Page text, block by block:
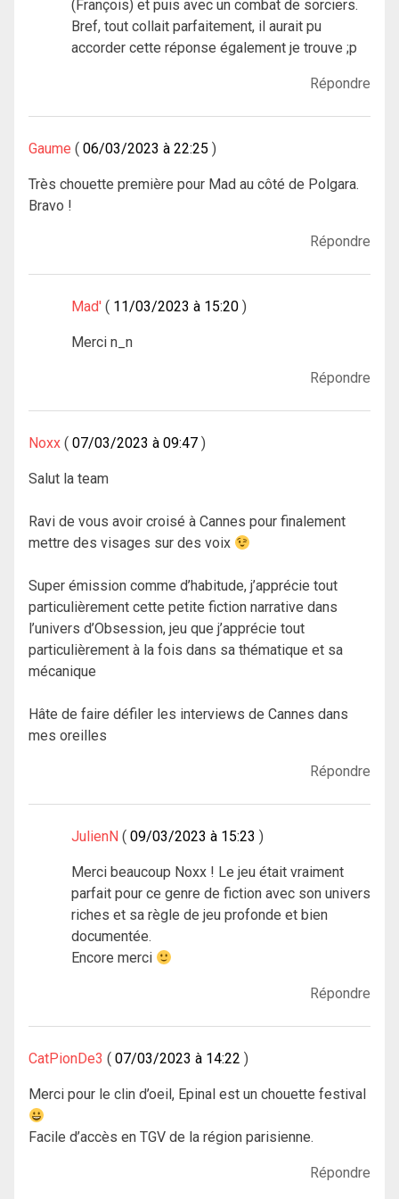
(François) et puis avec un combat de sorciers.
Bref, tout collait parfaitement, il aurait pu
accorder cette réponse également je trouve ;p
Répondre
Gaume 06/03/2023 à 22:25
Très chouette première pour Mad au côté de Polgara.
Bravo !
Répondre
Mad' 11/03/2023 à 15:20
Merci n_n
Répondre
Noxx 07/03/2023 à 09:47
Salut la team
Ravi de vous avoir croisé à Cannes pour finalement
mettre des visages sur des voix
Super émission comme d’habitude, j’apprécie tout
particulièrement cette petite fiction narrative dans
l’univers d’Obsession, jeu que j’apprécie tout
particulièrement à la fois dans sa thématique et sa
mécanique
Hâte de faire défiler les interviews de Cannes dans
mes oreilles
Répondre
JulienN 09/03/2023 à 15:23
Merci beaucoup Noxx ! Le jeu était vraiment
parfait pour ce genre de fiction avec son univers
riches et sa règle de jeu profonde et bien
documentée.
Encore merci
Répondre
CatPionDe3 07/03/2023 à 14:22
Merci pour le clin d’oeil, Epinal est un chouette festival
Facile d’accès en TGV de la région parisienne.
Répondre